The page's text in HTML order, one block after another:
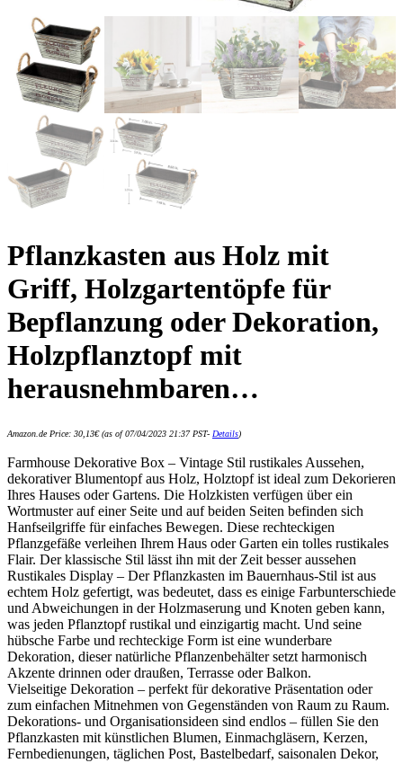
Pflanzkasten aus Holz mit
Griff, Holzgartentöpfe für
Bepflanzung oder Dekoration,
Holzpflanztopf mit
herausnehmbaren…
Amazon.de Price: 30,13€(as of 07/04/2023 21:37 PST- Details)
Farmhouse Dekorative Box – Vintage Stil rustikales Aussehen,
dekorativer Blumentopf aus Holz, Holztopf ist ideal zum Dekorieren
Ihres Hauses oder Gartens. Die Holzkisten verfügen über ein
Wortmuster auf einer Seite und auf beiden Seiten befinden sich
Hanfseilgriffe für einfaches Bewegen. Diese rechteckigen
Pflanzgefäße verleihen Ihrem Haus oder Garten ein tolles rustikales
Flair. Der klassische Stil lässt ihn mit der Zeit besser aussehen
Rustikales Display – Der Pflanzkasten im Bauernhaus-Stil ist aus
echtem Holz gefertigt, was bedeutet, dass es einige Farbunterschiede
und Abweichungen in der Holzmaserung und Knoten geben kann,
was jeden Pflanztopf rustikal und einzigartig macht. Und seine
hübsche Farbe und rechteckige Form ist eine wunderbare
Dekoration, dieser natürliche Pflanzenbehälter setzt harmonisch
Akzente drinnen oder draußen, Terrasse oder Balkon.
Vielseitige Dekoration – perfekt für dekorative Präsentation oder
zum einfachen Mitnehmen von Gegenständen von Raum zu Raum.
Dekorations- und Organisationsideen sind endlos – füllen Sie den
Pflanzkasten mit künstlichen Blumen, Einmachgläsern, Kerzen,
Fernbedienungen, täglichen Post, Bastelbedarf, saisonalen Dekor,